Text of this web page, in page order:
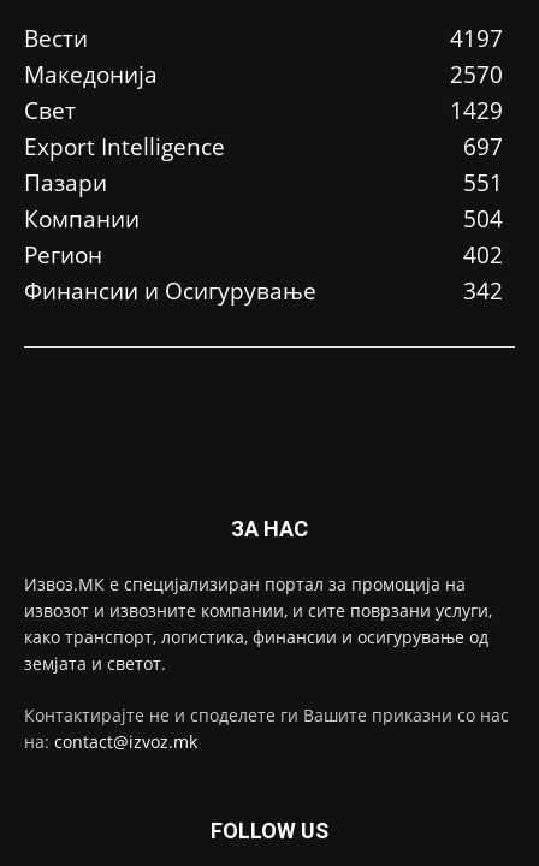
Вести
4197
Македонија
2570
Свет
1429
Еxport Intelligence
697
Пазари
551
Компании
504
Регион
402
Финансии и Осигурување
342
ЗА НАС
Извоз.МК е специјализиран портал за промоција на
извозот и извозните компании, и сите поврзани услуги,
како транспорт, логистика, финансии и осигурување од
земјата и светот.
Контактирајте не и споделете ги Вашите приказни со нас
на: contact@izvoz.mk
FOLLOW US